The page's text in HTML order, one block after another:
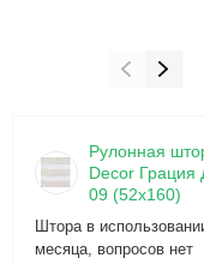
Рулонная
Decor Грация
09 (52x160)
Штора в
месяца, вопросов нет